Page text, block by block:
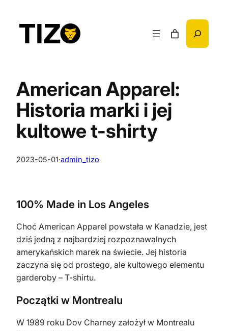
Szukaj
American Apparel:
Historia marki i jej
kultowe t-shirty
2023-05-01·admin_tizo
100% Made in Los Angeles
Choć American Apparel powstała w Kanadzie, jest
dziś jedną z najbardziej rozpoznawalnych
amerykańskich marek na świecie. Jej historia
zaczyna się od prostego, ale kultowego elementu
garderoby – T-shirtu.
Początki w Montrealu
W 1989 roku Dov Charney założył w Montrealu